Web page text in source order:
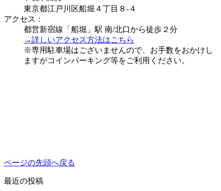
東京都江戸川区船堀４丁目８-４
アクセス：
都営新宿線「船堀」駅 南/北口から徒歩２分
→詳しいアクセス方法はこちら
※専用駐車場はございませんので、お手数をおかけし
ますがコインパーキング等をご利用ください。
ページの先頭へ戻る
最近の投稿